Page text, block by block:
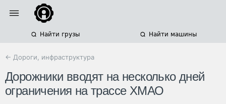
Найти грузы Найти машины
← Дороги, инфраструктура
Дорожники вводят на несколько дней
ограничения на трассе ХМАО